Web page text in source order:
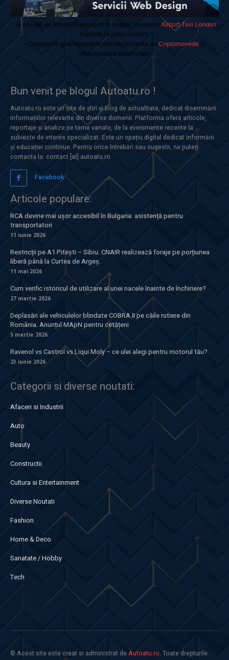
- Ai nevoie de transport aeroport in Anglia? Încearcă Airport Taxi London.
Calitate la prețul corect.
- Companie specializata in tranzactionarea de Criptomonedesi
infrastructura blockchain.
Bun venit pe blogul Autoatu.ro !
Autoatu.ro este un site de știri și blog de actualitate, dedicat diseminării
informațiilor relevante din diverse domenii. Platforma oferă articole,
reportaje și analize pe teme variate, de la evenimente recente la
subiecte de interes specializat. Este un spațiu digital dedicat informării
și educației continue. Pentru orice întrebări sau sugestii, ne puteți
contacta la: contact [at] autoatu.ro
Facebook
Articole populare:
RCA devine mai ușor accesibil în Bulgaria: asistență pentru
transportatori
11 iunie 2026
Restricții pe A1 Pitești – Sibiu: CNAIR realizează foraje pe porțiunea
liberă până la Curtea de Argeș.
11 mai 2026
Cum verific istoricul de utilizare al unei nacele înainte de închiriere?
27 martie 2026
Deplasări ale vehiculelor blindate COBRA II pe căile rutiere din
România. Anunțul MApN pentru cetățeni
5 martie 2026
Ravenol vs Castrol vs Liqui Moly – ce ulei alegi pentru motorul tău?
23 iunie 2026
Categorii si diverse noutati:
Afaceri si Industrii
Auto
Beauty
Constructii
Cultura si Entertainment
Diverse Noutati
Fashion
Home & Deco
Sanatate / Hobby
Tech
© Acest site este creat si administrat deAutoatu.ro. Toate drepturile